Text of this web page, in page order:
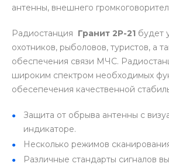
антенны, внешнего
Радиостанция Гранит 2Р-21 будет
охотников, рыболовов, туристов, а
обеспечения связи МЧС.
широким спектром необходимых
обесепечения качественной
Защита от обрыва антенны с
индикаторе.
Несколько режимов
Различные стандарты сигналов